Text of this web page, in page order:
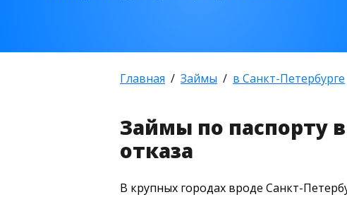
Главная Займы в Санкт-Петербурге
Займы по паспорту
отказа
В крупных городах вроде Санкт-